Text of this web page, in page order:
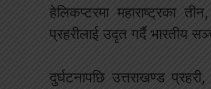
हेलिकप्टरमा महाराष्ट्रका
प्रहरीलाई उदृत गर्दै भारतीय
दुर्घटनापछि उत्तराखण्ड